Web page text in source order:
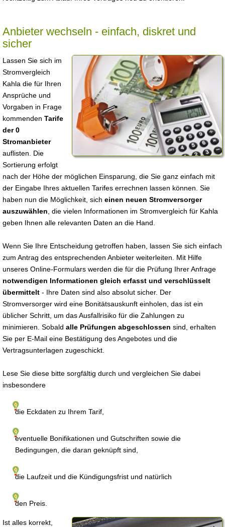
Anbieter wechseln - einfach, diskret und
sicher
Lassen Sie sich im
Stromvergleich
Kahla die für Ihren
Ansprüche und
Vorgaben in Frage
kommenden Tarife
der 0
Stromanbieter
auflisten. Die
Sortierung erfolgt
nach der Höhe der möglichen Einsparung, die Sie ganz einfach mit
der Eingabe Ihres aktuellen Tarifes errechnen lassen können. Sie
haben nun die Möglichkeit, sich einen neuen Stromversorger
auszuwählen , die vielen Informationen im Stromvergleich für Kahla
geben Ihnen alle relevanten Daten an die Hand.
Wenn Sie Ihre Entscheidung getroffen haben, lassen Sie sich einfach
zum Antrag des entsprechenden Anbieter weiterleiten. Mit Hilfe
unseres Online-Formulars werden die für die Prüfung Ihrer Anfrage
notwendigen Informationen gleich erfasst und verschlüsselt
übermittelt - Ihre Daten sind also absolut sicher. Der
Stromversorger wird eine Bonitätsauskunft einholen, das ist ein
üblicher Schritt, um das Ausfallrisiko für die Zahlungen zu
minimieren. Sobald alle Prüfungen abgeschlossen sind, erhalten
Sie per E-Mail eine Bestätigung des Angebotes und die
Vertragsunterlagen zugeschickt.
Lese Sie diese bitte sorgfältig durch und vergleichen Sie dabei
insbesondere
die Eckdaten zu Ihrem Tarif,
eventuelle Bonifikationen und Gutschriften sowie die
Bedingungen, die daran geknüpft sind,
die Laufzeit und die Kündigungsfrist und natürlich
den Preis.
Ist alles korrekt,